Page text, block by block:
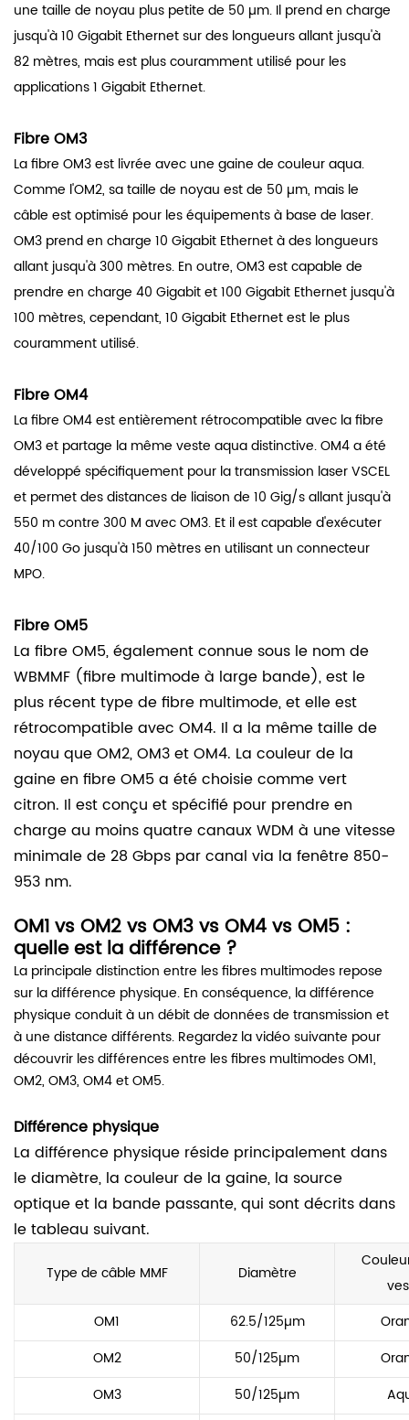
une taille de noyau plus petite de 50 µm. Il prend en charge
jusqu'à 10 Gigabit Ethernet sur des longueurs allant jusqu'à
82 mètres, mais est plus couramment utilisé pour les
applications 1 Gigabit Ethernet.
Fibre OM3
La fibre OM3est livrée avec une gaine de couleur aqua.
Comme l'OM2, sa taille de noyau est de 50 µm, mais le
câble est optimisé pour les équipements à base de laser.
OM3 prend en charge 10 Gigabit Ethernet à des longueurs
allant jusqu'à 300 mètres. En outre, OM3 est capable de
prendre en charge 40 Gigabit et 100 Gigabit Ethernet jusqu'à
100 mètres, cependant, 10 Gigabit Ethernet est le plus
couramment utilisé.
Fibre OM4
La fibre OM4est entièrement rétrocompatible avec la fibre
OM3 et partage la même veste aqua distinctive. OM4 a été
développé spécifiquement pour la transmission laser VSCEL
et permet des distances de liaison de 10 Gig/s allant jusqu'à
550 m contre 300 M avec OM3. Et il est capable d'exécuter
40/100 Go jusqu'à 150 mètres en utilisant un connecteur
MPO.
Fibre OM5
La fibre OM5, également connue sous le nom de
WBMMF (fibre multimode à large bande), est le
plus récent type de fibre multimode, et elle est
rétrocompatible avec OM4. Il a la même taille de
noyau que OM2, OM3 et OM4. La couleur de la
gaine en fibre OM5 a été choisie comme vert
citron. Il est conçu et spécifié pour prendre en
charge au moins quatre canaux WDM à une vitesse
minimale de 28 Gbps par canal via la fenêtre 850-
953 nm.
OM1 vs OM2 vs OM3 vs OM4 vs OM5 :
quelle est la différence ?
La principale distinction entre les fibres multimodes repose
sur la différence physique. En conséquence, la différence
physique conduit à un débit de données de transmission et
à une distance différents. Regardez la vidéo suivante pour
découvrir les différences entre les fibres multimodes OM1,
OM2, OM3, OM4 et OM5.
Différence physique
La différence physique réside principalement dans
le diamètre, la couleur de la gaine, la source
optique et la bande passante, qui sont décrits dans
le tableau suivant.
Type de câble MMF Diamètre
OM1
62.5/125µm
OM2
50/125µm
OM3
50/125µm